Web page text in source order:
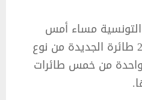
مساء أمس
الخميس 23 ديسمبر 2021 طائرة الجديدة من نوع
وهي واحدة من خمس طائرات